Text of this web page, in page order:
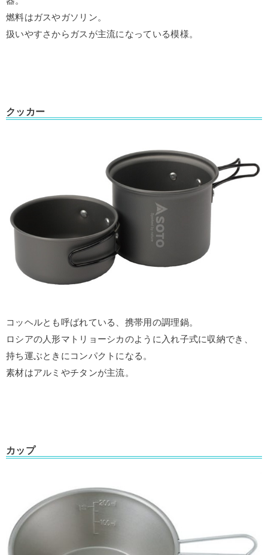
燃料はガスやガソリン。
扱いやすさからガスが主流になっている模様。
クッカー
コッヘルとも呼ばれている、携帯用の調理鍋。
ロシアの人形マトリョーシカのように入れ子式に収納でき、
持ち運ぶときにコンパクトになる。
素材はアルミやチタンが主流。
カップ